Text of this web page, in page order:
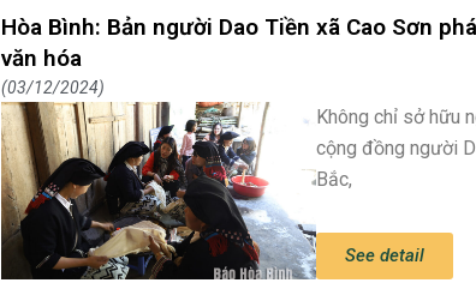
Hòa Bình: Bản người Dao Tiền xã Cao Sơn
văn hóa
03/12/2024
Không chỉ sở hữu
cộng đồng người
Bắc,
See detail